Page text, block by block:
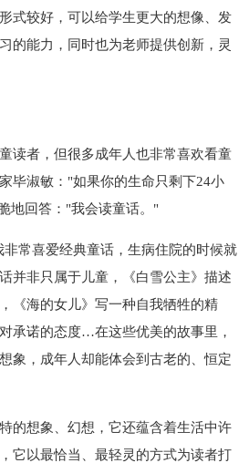
式较好，可以给学生更大的想像、发
的能力，同时也为老师提供创新，灵
读者，但很多成年人也非常喜欢看童
毕淑敏："如果你的生命只剩下24小
地回答："我会读童话。"
常喜爱经典童话，生病住院的时候就
并非只属于儿童，《白雪公主》描述
《海的女儿》写一种自我牺牲的精
承诺的态度…在这些优美的故事里，
象，成年人却能体会到古老的、恒定
的想象、幻想，它还蕴含着生活中许
它以最恰当、最轻灵的方式为读者打